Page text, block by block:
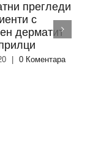
прегледи
с
дерматит
| 0 Коментара